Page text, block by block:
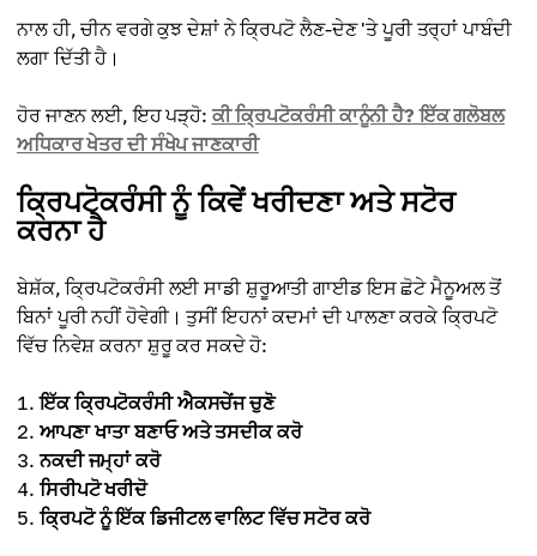
ਨਾਲ ਹੀ, ਚੀਨ ਵਰਗੇ ਕੁਝ ਦੇਸ਼ਾਂ ਨੇ ਕ੍ਰਿਪਟੋ ਲੈਣ-ਦੇਣ 'ਤੇ ਪੂਰੀ ਤਰ੍ਹਾਂ ਪਾਬੰਦੀ
ਲਗਾ ਦਿੱਤੀ ਹੈ।
ਹੋਰ ਜਾਣਨ ਲਈ, ਇਹ ਪੜ੍ਹੋ: ਕੀ ਕ੍ਰਿਪਟੋਕਰੰਸੀ ਕਾਨੂੰਨੀ ਹੈ? ਇੱਕ ਗਲੋਬਲ
ਅਧਿਕਾਰ ਖੇਤਰ ਦੀ ਸੰਖੇਪ ਜਾਣਕਾਰੀ
ਕ੍ਰਿਪਟੋਕਰੰਸੀ ਨੂੰ ਕਿਵੇਂ ਖਰੀਦਣਾ ਅਤੇ ਸਟੋਰ
ਕਰਨਾ ਹੈ
ਬੇਸ਼ੱਕ, ਕ੍ਰਿਪਟੋਕਰੰਸੀ ਲਈ ਸਾਡੀ ਸ਼ੁਰੂਆਤੀ ਗਾਈਡ ਇਸ ਛੋਟੇ ਮੈਨੂਅਲ ਤੋਂ
ਬਿਨਾਂ ਪੂਰੀ ਨਹੀਂ ਹੋਵੇਗੀ। ਤੁਸੀਂ ਇਹਨਾਂ ਕਦਮਾਂ ਦੀ ਪਾਲਣਾ ਕਰਕੇ ਕ੍ਰਿਪਟੋ
ਵਿੱਚ ਨਿਵੇਸ਼ ਕਰਨਾ ਸ਼ੁਰੂ ਕਰ ਸਕਦੇ ਹੋ:
ਇੱਕ ਕ੍ਰਿਪਟੋਕਰੰਸੀ ਐਕਸਚੇਂਜ ਚੁਣੋ
ਆਪਣਾ ਖਾਤਾ ਬਣਾਓ ਅਤੇ ਤਸਦੀਕ ਕਰੋ
ਨਕਦੀ ਜਮ੍ਹਾਂ ਕਰੋ
ਸਿਰੀਪਟੋ ਖਰੀਦੋ
ਕ੍ਰਿਪਟੋ ਨੂੰ ਇੱਕ ਡਿਜੀਟਲ ਵਾਲਿਟ ਵਿੱਚ ਸਟੋਰ ਕਰੋ